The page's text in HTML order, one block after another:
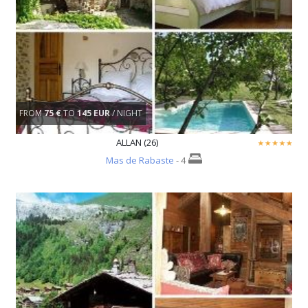
FROM75 €TO145 EUR/ NIGHT
ALLAN (26)
Mas de Rabaste - 4